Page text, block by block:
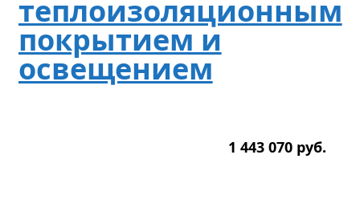
теплоизоляционным
покрытием и
освещением
1 443 070 руб.